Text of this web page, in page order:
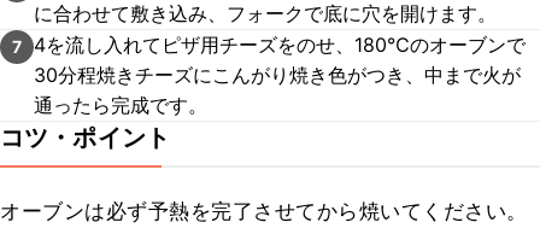
に合わせて敷き込み、フォークで底に穴を開けます。
7
4を流し入れてピザ用チーズをのせ、180℃のオーブンで
30分程焼きチーズにこんがり焼き色がつき、中まで火が
通ったら完成です。
コツ・ポイント
オーブンは必ず予熱を完了させてから焼いてください。